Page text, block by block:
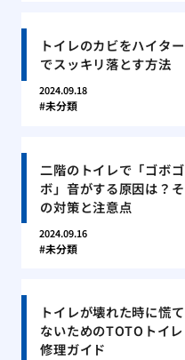
トイレのカビをハイター
でスッキリ落とす方法
2024.09.18
未分類
二階のトイレで「ゴボゴ
ボ」音がする原因は？そ
の対策と注意点
2024.09.16
未分類
トイレが壊れた時に慌て
ないためのTOTOトイレ
修理ガイド